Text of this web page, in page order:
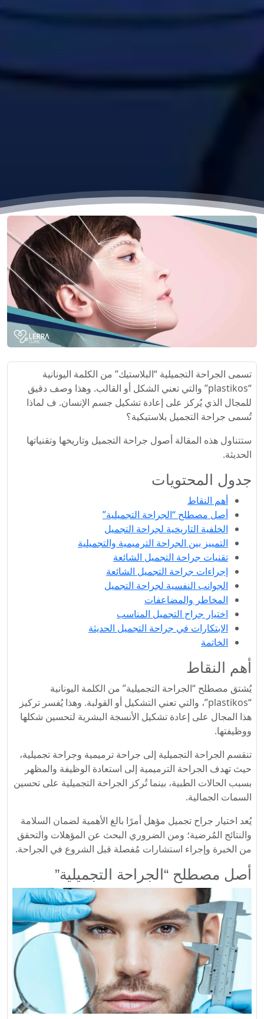
تسمى الجراحة التجميلية “البلاستيك” من الكلمة اليونانية
“plastikos” والتي تعني الشكل أو القالب. وهذا وصف دقيق
للمجال الذي يُركز على إعادة تشكيل جسم الإنسان. ف لماذا
تُسمى جراحة التجميل بلاستيكية؟
ستتناول هذه المقالة أصول جراحة التجميل وتاريخها وتقنياتها
الحديثة.
جدول المحتويات
أهم النقاط
أصل مصطلح “الجراحة التجميلية”
الخلفية التاريخية لجراحة التجميل
التمييز بين الجراحة الترميمية والتجميلية
تقنيات جراحة التجميل الشائعة
إجراءات جراحة التجميل الشائعة
الجوانب النفسية لجراحة التجميل
المخاطر والمضاعفات
اختيار جراح التجميل المناسب
الابتكارات في جراحة التجميل الحديثة
الخاتمة
أهم النقاط
يُشتق مصطلح “الجراحة التجميلية” من الكلمة اليونانية
“plastikos”، والتي تعني التشكيل أو القولبة. وهذا يُفسر تركيز
هذا المجال على إعادة تشكيل الأنسجة البشرية لتحسين شكلها
ووظيفتها.
تنقسم الجراحة التجميلية إلى جراحة ترميمية وجراحة تجميلية،
حيث تهدف الجراحة الترميمية إلى استعادة الوظيفة والمظهر
بسبب الحالات الطبية، بينما تُركز الجراحة التجميلية على تحسين
السمات الجمالية.
يُعد اختيار جراح تجميل مؤهل أمرًا بالغ الأهمية لضمان السلامة
والنتائج المُرضية؛ ومن الضروري البحث عن المؤهلات والتحقق
من الخبرة وإجراء استشارات مُفصلة قبل الشروع في الجراحة.
أصل مصطلح “الجراحة التجميلية”